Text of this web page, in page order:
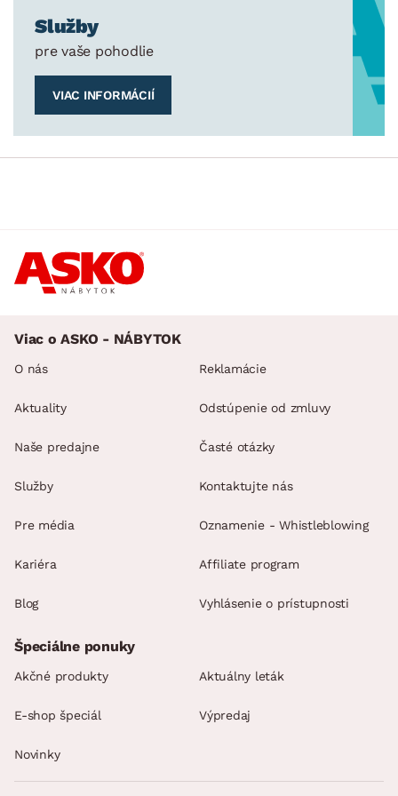
Služby
pre vaše pohodlie
VIAC INFORMÁCIÍ
Viac o ASKO - NÁBYTOK
O nás
Aktuality
Naše predajne
Služby
Pre média
Kariéra
Blog
Reklamácie
Odstúpenie od zmluvy
Časté otázky
Kontaktujte nás
Oznamenie - Whistleblowing
Affiliate program
Vyhlásenie o prístupnosti
Špeciálne ponuky
Akčné produkty Aktuálny leták
E-shop špeciál Výpredaj
Novinky